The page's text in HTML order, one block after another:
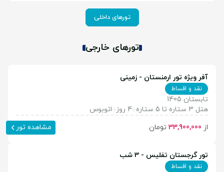
تورهای داخلی
تورهای خارجی
آفر ویژه تور ارمنستان - زمینی
نقد و اقساط
تابستان 1405
هتل 3 ستاره تا 5 ستاره
4 روز
اتوبوس
از 33,900,000 تومان مشاهده تور
تور گرجستان تفلیس - 3 شب
نقد و اقساط